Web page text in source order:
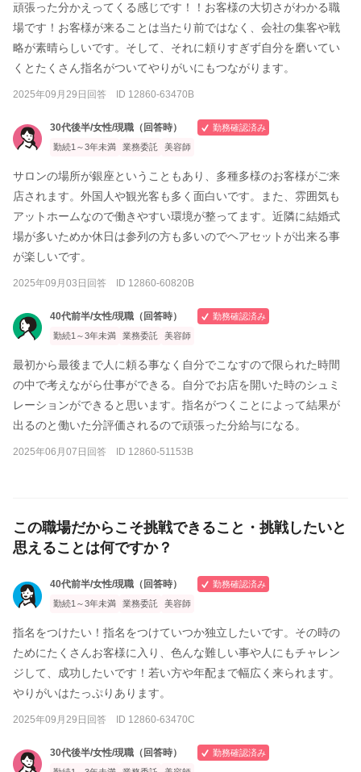
頑張った分かえってくる感じです！！お客様の大切さがわかる職
場です！お客様が来ることは当たり前ではなく、会社の集客や戦
略が素晴らしいです。そして、それに頼りすぎず自分を磨いてい
くとたくさん指名がついてやりがいにもつながります。
2025年09月29日回答 ID 12860-63470B
30代後半/女性/現職（回答時）
勤務確認済み
勤続1～3年未満
業務委託 美容師
サロンの場所が銀座ということもあり、多種多様のお客様がご来
店されます。外国人や観光客も多く面白いです。また、雰囲気も
アットホームなので働きやすい環境が整ってます。近隣に結婚式
場が多いためか休日は参列の方も多いのでヘアセットが出来る事
が楽しいです。
2025年09月03日回答 ID 12860-60820B
40代前半/女性/現職（回答時）
勤務確認済み
勤続1～3年未満
業務委託 美容師
最初から最後まで人に頼る事なく自分でこなすので限られた時間
の中で考えながら仕事ができる。自分でお店を開いた時のシュミ
レーションができると思います。指名がつくことによって結果が
出るのと働いた分評価されるので頑張った分給与になる。
2025年06月07日回答 ID 12860-51153B
この職場だからこそ挑戦できること・挑戦したいと
思えることは何ですか？
40代前半/女性/現職（回答時）
勤務確認済み
勤続1～3年未満
業務委託 美容師
指名をつけたい！指名をつけていつか独立したいです。その時の
ためにたくさんお客様に入り、色んな難しい事や人にもチャレン
ジして、成功したいです！若い方や年配まで幅広く来られます。
やりがいはたっぷりあります。
2025年09月29日回答 ID 12860-63470C
30代後半/女性/現職（回答時）
勤務確認済み